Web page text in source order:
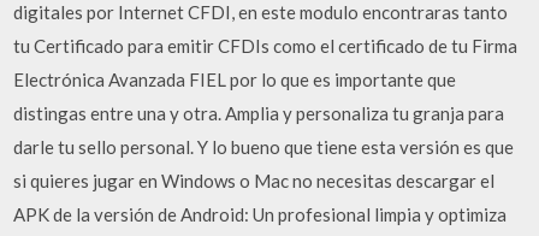
digitales por Internet CFDI, en este modulo encontraras tanto
tu Certificado para emitir CFDIs como el certificado de tu Firma
Electrónica Avanzada FIEL por lo que es importante que
distingas entre una y otra. Amplia y personaliza tu granja para
darle tu sello personal. Y lo bueno que tiene esta versión es que
si quieres jugar en Windows o Mac no necesitas descargar el
APK de la versión de Android: Un profesional limpia y optimiza